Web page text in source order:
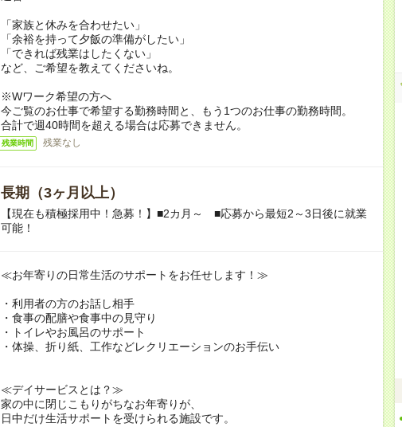
「家族と休みを合わせたい」
「余裕を持って夕飯の準備がしたい」
「できれば残業はしたくない」
など、ご希望を教えてくださいね。
※Wワーク希望の方へ
今ご覧のお仕事で希望する勤務時間と、もう1つのお仕事の勤務時間。
合計で週40時間を超える場合は応募できません。
残業時間 残業なし
長期（3ヶ月以上）
【現在も積極採用中！急募！】■2カ月～ ■応募から最短2～3日後に就業
可能！
≪お年寄りの日常生活のサポートをお任せします！≫
・利用者の方のお話し相手
・食事の配膳や食事中の見守り
・トイレやお風呂のサポート
・体操、折り紙、工作などレクリエーションのお手伝い
≪デイサービスとは？≫
家の中に閉じこもりがちなお年寄りが、
日中だけ生活サポートを受けられる施設です。